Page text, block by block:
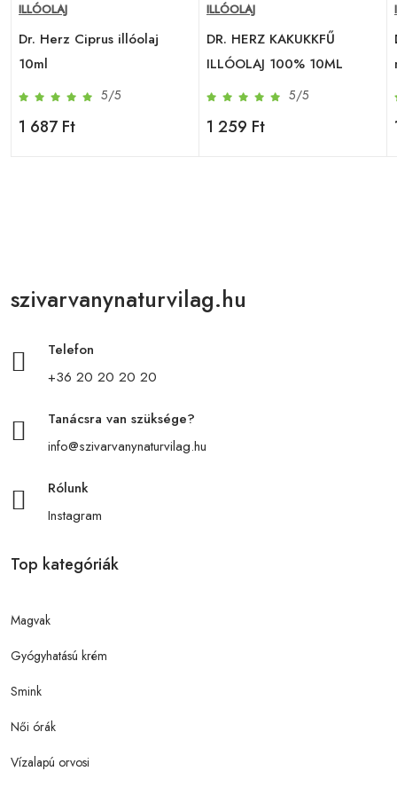
ILLÓOLAJ
Dr. Herz Ciprus illóolaj
10ml
5/5
1 687 Ft
ILLÓOLAJ
DR. HERZ KAKUKKFŰ
ILLÓOLAJ 100% 10ML
5/5
1 259 Ft
szivarvanynaturvilag.hu
Telefon
+36 20 20 20 20
Tanácsra van szüksége?
info@szivarvanynaturvilag.hu
Rólunk
Instagram
Top kategóriák
Magvak
Gyógyhatású krém
Smink
Női órák
Vízalapú orvosi